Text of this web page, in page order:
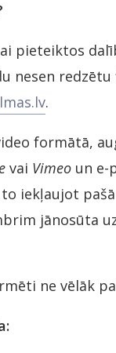
pieteiktos
nesen
.
formātā,
vai Vimeoun e-
iekļaujot
jānosūta
ne vēlāk